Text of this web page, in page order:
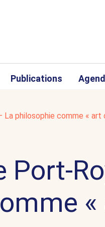
Publications
La philosophie comme « art
Port-
«